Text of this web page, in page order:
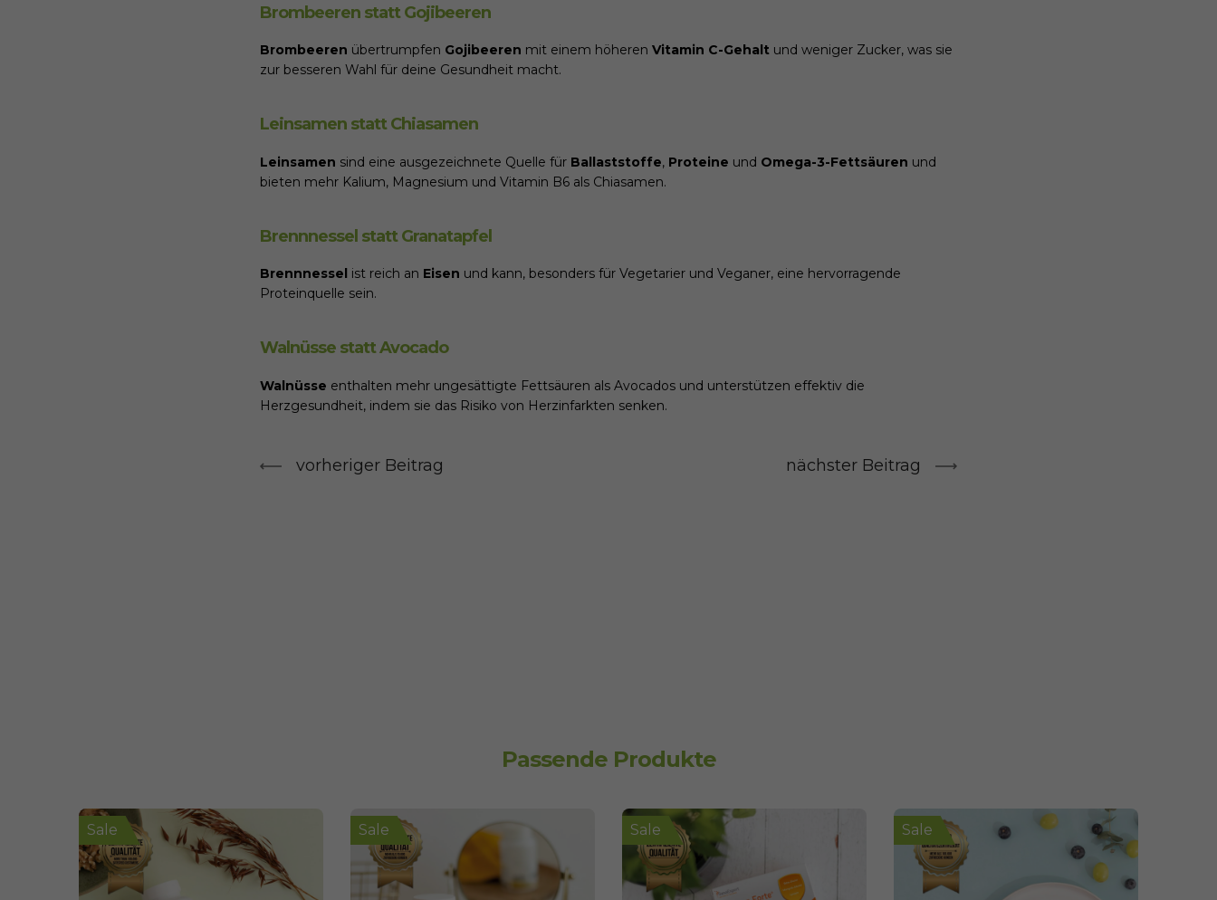
Brombeeren statt Gojibeeren
Brombeeren übertrumpfen Gojibeeren mit einem höheren Vitamin C-Gehalt und weniger Zucker, was sie
zur besseren Wahl für deine Gesundheit macht.
Leinsamen statt Chiasamen
Leinsamen sind eine ausgezeichnete Quelle für Ballaststoffe, Proteine und Omega-3-Fettsäuren und
bieten mehr Kalium, Magnesium und Vitamin B6 als Chiasamen.
Brennnessel statt Granatapfel
Brennnessel ist reich an Eisen und kann, besonders für Vegetarier und Veganer, eine hervorragende
Proteinquelle sein.
Walnüsse statt Avocado
Walnüsse enthalten mehr ungesättigte Fettsäuren als Avocados und unterstützen effektiv die
Herzgesundheit, indem sie das Risiko von Herzinfarkten senken.
vorheriger Beitrag nächster Beitrag
Passende Produkte
Sale Sale Sale Sale